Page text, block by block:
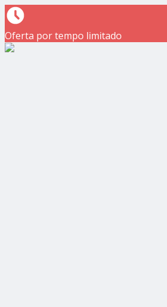
Oferta por tempo limitado